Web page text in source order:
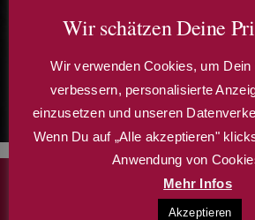
Wir schätzen Deine
Wir verwenden Cookies, um Dein
verbessern, personalisierte
einzusetzen und unseren
Wenn Du auf „Alle akzeptieren"
Anwendung von
Mehr Infos
Akzeptieren